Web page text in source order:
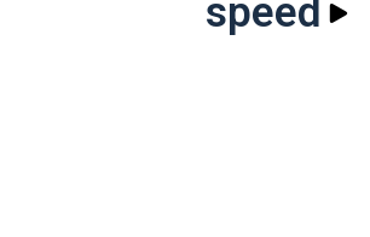
speed